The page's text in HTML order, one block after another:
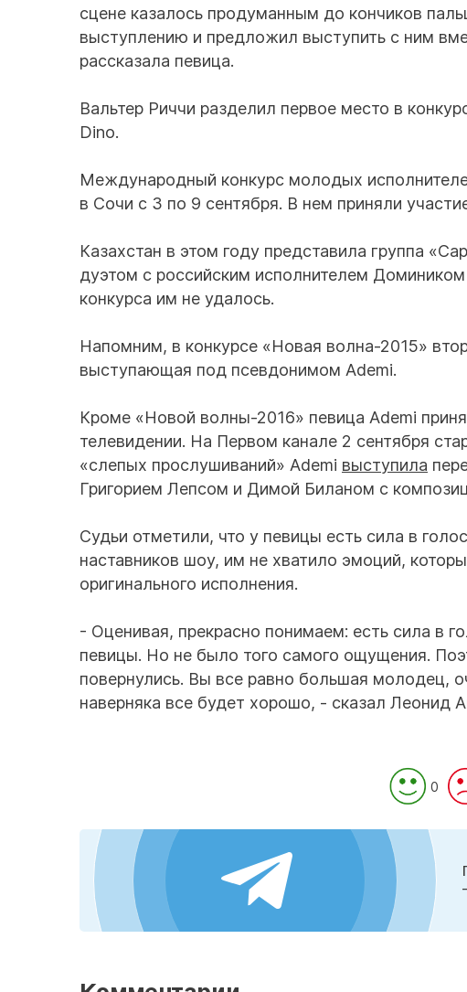
сцене казалось продуманным до кончиков
выступлению и предложил выступить с ним
рассказала певица.
Вальтер Риччи разделил первое место в
Dino.
Международный конкурс молодых
в Сочи с 3 по 9 сентября. В нем приняли
Казахстан в этом году представила группа
дуэтом с российским исполнителем
конкурса им не удалось.
Напомним, в конкурсе «Новая волна-2015»
выступающая под псевдонимом Ademi.
Кроме «Новой волны-2016» певица Ademi
телевидении. На Первом канале 2 сентября
«слепых прослушиваний» Ademi выступила
Григорием Лепсом и Димой Биланом с
Судьи отметили, что у певицы есть сила в
наставников шоу, им не хватило эмоций,
оригинального исполнения.
- Оценивая, прекрасно понимаем: есть сила в
певицы. Но не было того самого ощущения.
повернулись. Вы все равно большая молодец,
наверняка все будет хорошо, - сказал Леонид
0